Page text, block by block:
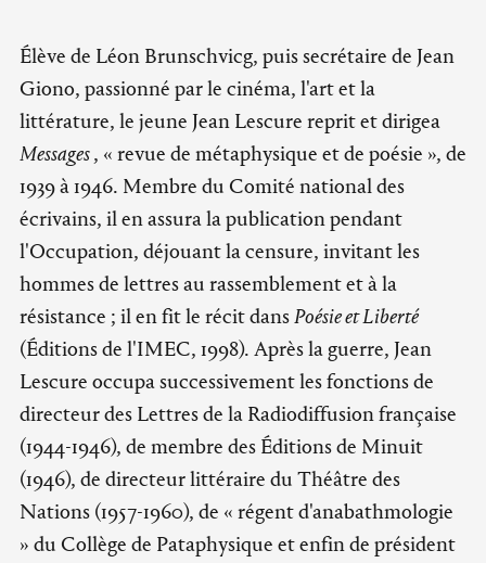
Élève de Léon Brunschvicg, puis secrétaire de Jean
Giono, passionné par le cinéma, l'art et la
littérature, le jeune Jean Lescure reprit et dirigea
Messages, « revue de métaphysique et de poésie », de
1939 à 1946. Membre du Comité national des
écrivains, il en assura la publication pendant
l'Occupation, déjouant la censure, invitant les
hommes de lettres au rassemblement et à la
résistance ; il en fit le récit dansPoésie et Liberté
(Éditions de l'IMEC, 1998). Après la guerre, Jean
Lescure occupa successivement les fonctions de
directeur des Lettres de la Radiodiffusion française
(1944-1946), de membre des Éditions de Minuit
(1946), de directeur littéraire du Théâtre des
Nations (1957-1960), de « régent d'anabathmologie
» du Collège de Pataphysique et enfin de président